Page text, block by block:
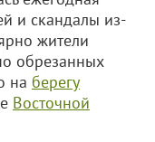
и скандалы из-
жители
обрезанных
на берегу
Восточной